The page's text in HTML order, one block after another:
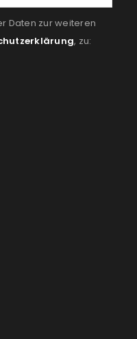
Daten zur weiteren
, zu: